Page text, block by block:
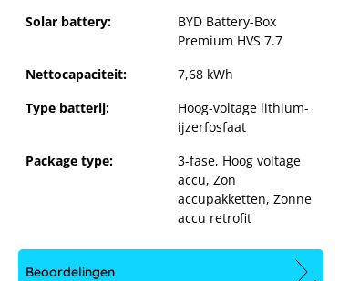
BYD Battery-Box Premium HVS 7.7
hoogspanning met Fronius Symo
Gen24 10.0 Plus
the GEN24 Plus
Solar battery:
BYD Battery-Box
Premium HVS 7.7
Nettocapaciteit:
7,68 kWh
Type batterij:
Hoog-voltage lithium-
ijzerfosfaat
Package type:
3-fase, Hoog voltage
accu, Zon
accupakketten, Zonne
accu retrofit
Beoordelingen